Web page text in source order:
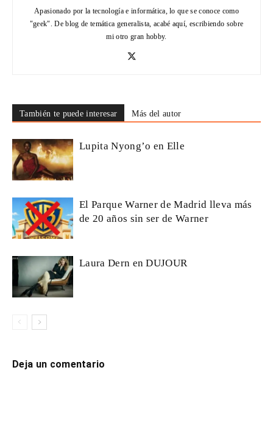
Apasionado por la tecnología e informática, lo que se conoce como
"geek". De blog de temática generalista, acabé aquí, escribiendo sobre
mi otro gran hobby.
También te puede interesar Más del autor
Lupita Nyong’o en Elle
El Parque Warner de Madrid lleva más
de 20 años sin ser de Warner
Laura Dern en DUJOUR
Deja un comentario